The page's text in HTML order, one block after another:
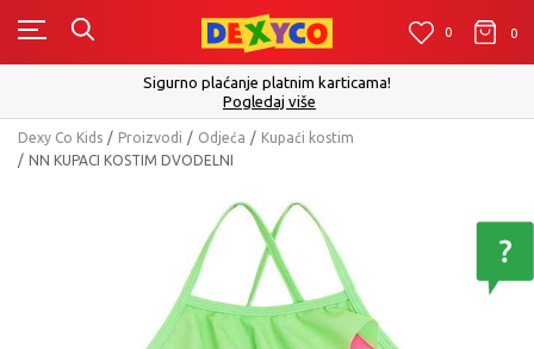
0 0
Sigurno plaćanje platnim karticama!
Pogledaj više
Dexy Co Kids Proizvodi Odjeća
Kupaći kostim
NN KUPACI KOSTIM DVODELNI